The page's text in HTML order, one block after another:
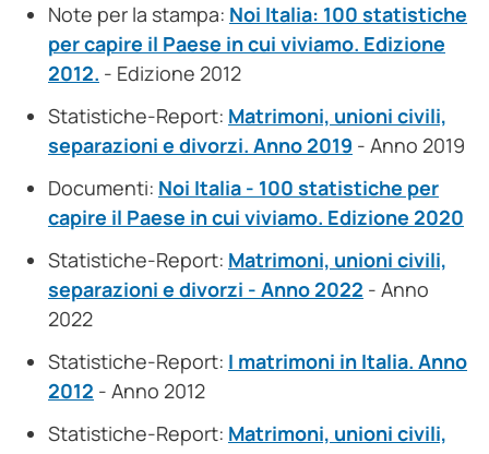
Note per la stampa: Noi Italia: 100 statistiche
per capire il Paese in cui viviamo. Edizione
2012. - Edizione 2012
Statistiche-Report: Matrimoni, unioni civili,
separazioni e divorzi. Anno 2019 - Anno 2019
Documenti: Noi Italia - 100 statistiche per
capire il Paese in cui viviamo. Edizione 2020
Statistiche-Report: Matrimoni, unioni civili,
separazioni e divorzi - Anno 2022 - Anno
2022
Statistiche-Report: I matrimoni in Italia. Anno
2012 - Anno 2012
Statistiche-Report: Matrimoni, unioni civili,